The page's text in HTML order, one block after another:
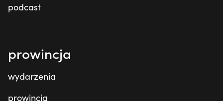
podcast
prowincja
wydarzenia
prowincja